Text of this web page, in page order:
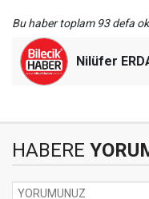
Bu haber toplam 93 defa
Nilüfer
HABERE